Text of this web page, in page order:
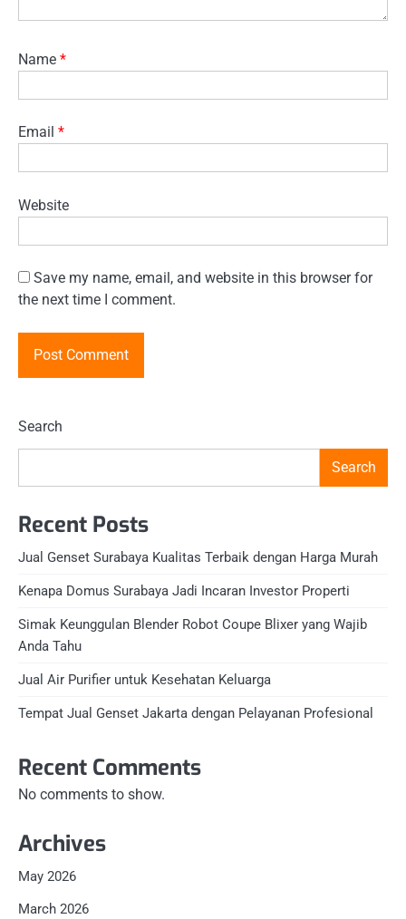
Name *
Email *
Website
Save my name, email, and website in this browser for
the next time I comment.
Search
Search
Recent Posts
Jual Genset Surabaya Kualitas Terbaik dengan Harga Murah
Kenapa Domus Surabaya Jadi Incaran Investor Properti
Simak Keunggulan Blender Robot Coupe Blixer yang Wajib
Anda Tahu
Jual Air Purifier untuk Kesehatan Keluarga
Tempat Jual Genset Jakarta dengan Pelayanan Profesional
Recent Comments
No comments to show.
Archives
May 2026
March 2026